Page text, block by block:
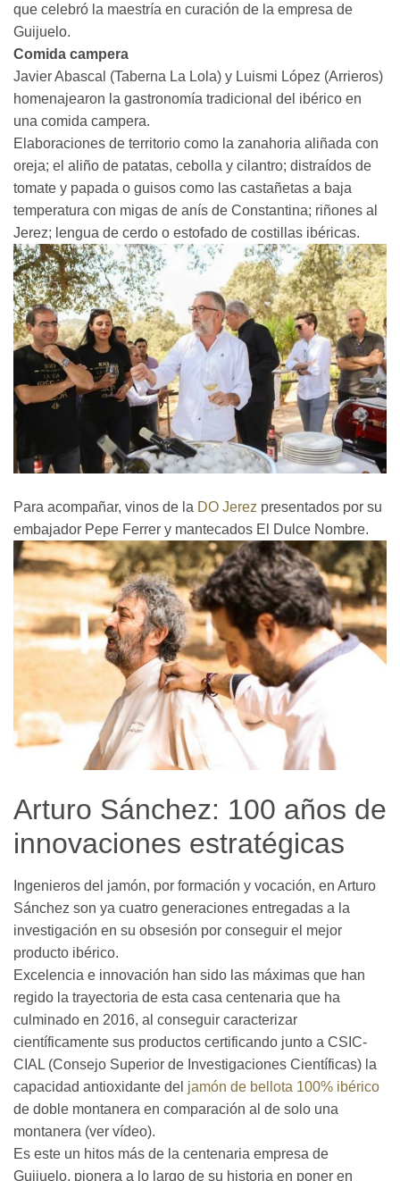
que celebró la maestría en curación de la empresa de
Guijuelo.
Comida campera
Javier Abascal (Taberna La Lola) y Luismi López (Arrieros)
homenajearon la gastronomía tradicional del ibérico en
una comida campera.
Elaboraciones de territorio como la zanahoria aliñada con
oreja; el aliño de patatas, cebolla y cilantro; distraídos de
tomate y papada o guisos como las castañetas a baja
temperatura con migas de anís de Constantina; riñones al
Jerez; lengua de cerdo o estofado de costillas ibéricas.
Para acompañar, vinos de la DO Jerez presentados por su
embajador Pepe Ferrer y mantecados El Dulce Nombre.
Arturo Sánchez: 100 años de
innovaciones estratégicas
Ingenieros del jamón, por formación y vocación, en Arturo
Sánchez son ya cuatro generaciones entregadas a la
investigación en su obsesión por conseguir el mejor
producto ibérico.
Excelencia e innovación han sido las máximas que han
regido la trayectoria de esta casa centenaria que ha
culminado en 2016, al conseguir caracterizar
científicamente sus productos certificando junto a CSIC-
CIAL (Consejo Superior de Investigaciones Científicas) la
capacidad antioxidante del jamón de bellota 100% ibérico
de doble montanera en comparación al de solo una
montanera (ver vídeo).
Es este un hitos más de la centenaria empresa de
Guijuelo, pionera a lo largo de su historia en poner en